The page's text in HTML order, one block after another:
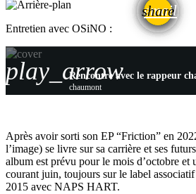
share
email
Entretien avec OSiNO :
play_arrowRencontre avec le rappeur
chaumont
Après avoir sorti son EP “Friction” en
l’image) se livre sur sa carrière et ses
album est prévu pour le mois d’octobre et
courant juin, toujours sur le label
2015 avec NAPS HART.